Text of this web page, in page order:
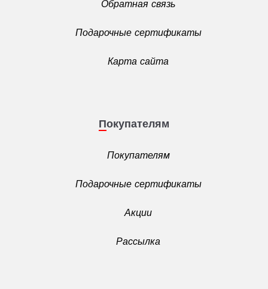
Обратная связь
Подарочные сертификаты
Карта сайта
Покупателям
Покупателям
Подарочные сертификаты
Акции
Рассылка